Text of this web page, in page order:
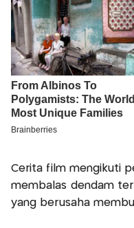
Cerita film mengikuti
membalas dendam
yang berusaha